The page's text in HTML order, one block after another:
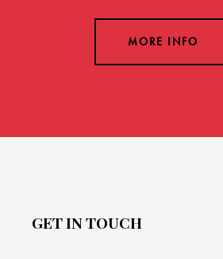
MORE INFO
GET IN TOUCH